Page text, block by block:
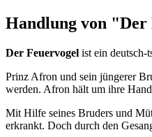
Handlung von "Der
Der Feuervogel ist ein deutsch-
Prinz Afron und sein jüngerer
werden. Afron hält um ihre
Mit Hilfe seines Bruders und
erkrankt. Doch durch den